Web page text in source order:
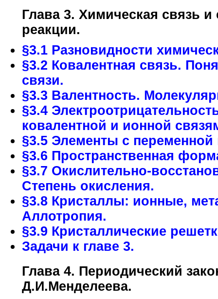
Глава 3. Химическая связь
реакции.
§3.1 Разновидности
§3.2 Ковалентная связь.
связи.
§3.3 Валентность.
§3.4
ковалентной и ионной
§3.5 Элементы с переменной
§3.6 Пространственная
§3.7 Окислительно-
Степень окисления.
§3.8 Кристаллы: ионные,
Аллотропия.
§3.9 Кристаллические
Задачи к главе 3.
Глава 4. Периодический
Д.И.Менделеева.